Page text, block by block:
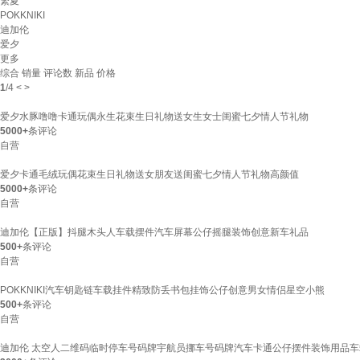
POKKNIKI
迪加伦
爱夕
更多
综合 销量 评论数 新品 价格
1/4 < >
爱夕水豚噜噜卡通玩偶永生花束生日礼物送女生女士闺蜜七夕情人节礼物
5000+条评论
自营
爱夕卡通毛绒玩偶花束生日礼物送女朋友送闺蜜七夕情人节礼物高颜值
5000+条评论
自营
迪加伦【正版】抖腿木头人车载摆件汽车屏幕公仔摇腿装饰创意新车礼品
500+条评论
自营
POKKNIKI汽车钥匙链车载挂件精致防丢书包挂饰公仔创意男女情侣星空小熊
500+条评论
自营
迪加伦 太空人二维码临时停车号码牌宇航员挪车号码牌汽车卡通公仔摆件装饰用品